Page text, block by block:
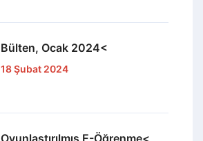
Bülten, Ocak 2024<
18 Şubat 2024
Oyunlaştırılmış E-Öğrenme<